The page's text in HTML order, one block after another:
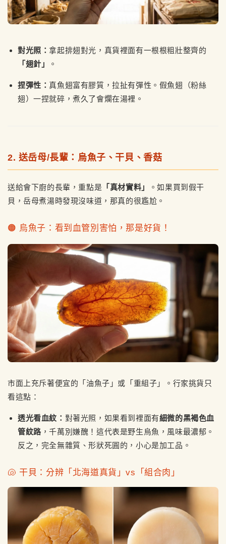
對光照：拿起排翅對光，真貨裡面有一根根粗壯整齊的
「翅針」
。
捏彈性：真魚翅富有膠質，拉扯有彈性。假魚翅（粉絲
翅）一捏就碎，煮久了會爛在湯裡。
2. 送岳母/長輩：烏魚子、干貝、香菇
送給會下廚的長輩，重點是 「真材實料」
。如果買到假干
貝，岳母煮湯時發現沒味道，那真的很尷尬。
🟠 烏魚子：看到血管別害怕，那是好貨！
市面上充斥著便宜的「油魚子」或「重組子」。行家挑貨只
看這點：
透光看血紋： 對著光照，如果看到裡面有細微的黑褐色血
管紋路，千萬別嫌醜！這代表是野生烏魚，風味最濃郁。
反之，完全無雜質、形狀死圓的，小心是加工品。
🐚 干貝：分辨「北海道真貨」vs「組合肉」